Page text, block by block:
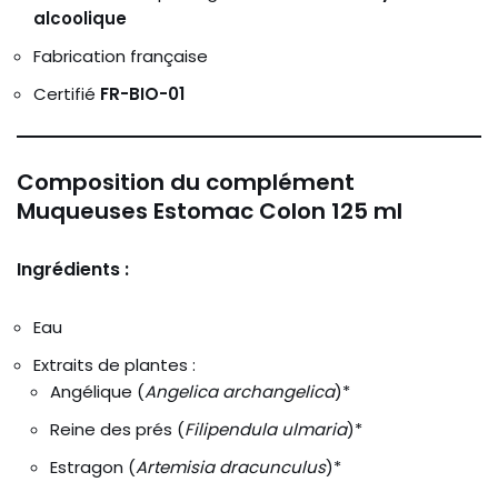
alcoolique
Fabrication française
Certifié FR-BIO-01
Composition du complément
Muqueuses Estomac Colon 125 ml
Ingrédients :
Eau
Extraits de plantes :
Angélique (Angelica archangelica)*
Reine des prés (Filipendula ulmaria)*
Estragon (Artemisia dracunculus)*